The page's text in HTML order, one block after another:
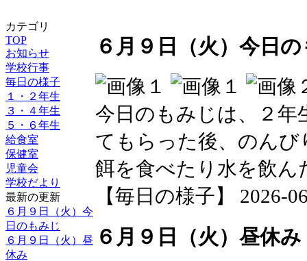
カテゴリ
TOP
お知らせ
学校行事
毎日の様子
１・２年生
３・４年生
５・６年生
給食室
保健室
児童会
学校だより
最新の更新
６月９日（火）今
日のもみじ
６月９日（火）昼
休み
６月９日（火）今日
今日のもみじは、２
てもらった後、のん
餌を食べたり水を飲ん
【毎日の様子】 2026-
６月９日（火）昼休み